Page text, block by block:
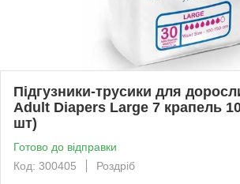
Підгузники-трусики для
Adult Diapers Large 7 крапель
шт)
Готово до відправки
Код: 300405
Роздріб